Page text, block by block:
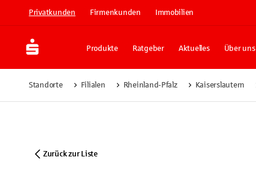
Privatkunden Firmenkunden Immobilien
Produkte Ratgeber Aktuelles Über uns
Standorte Filialen Rheinland-Pfalz Kaiserslautern
Zurück zur Liste